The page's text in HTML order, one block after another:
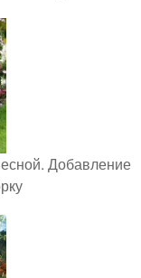
Добавление